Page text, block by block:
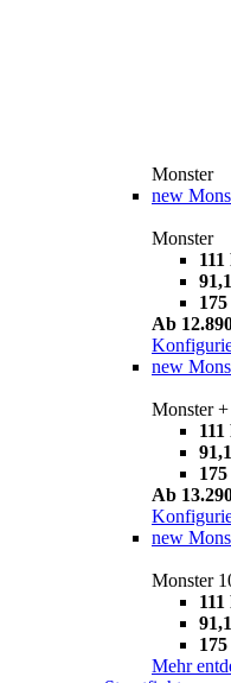
Monster
new
Monster
111
Ab
new
Monster +
111
Ab
new
Monster
111
Mehr